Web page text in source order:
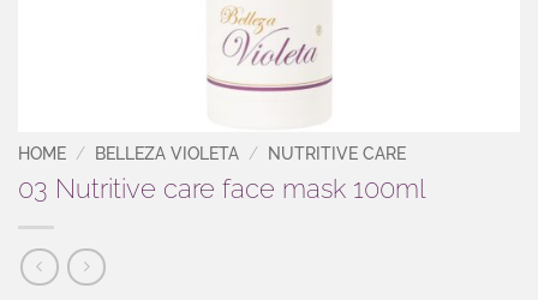
HOME / BELLEZA VIOLETA / NUTRITIVE CARE
03 Nutritive care face mask 100ml